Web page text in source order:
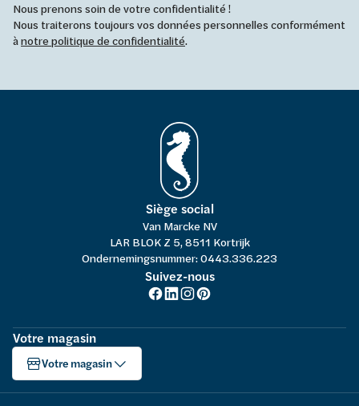
Nous prenons soin de votre confidentialité !
Nous traiterons toujours vos données personnelles conformément
ànotre politique de confidentialité.
Siège social
Van Marcke NV
LAR BLOK Z 5, 8511 Kortrijk
Ondernemingsnummer: 0443.336.223
Suivez-nous
Votre magasin
Votre magasin